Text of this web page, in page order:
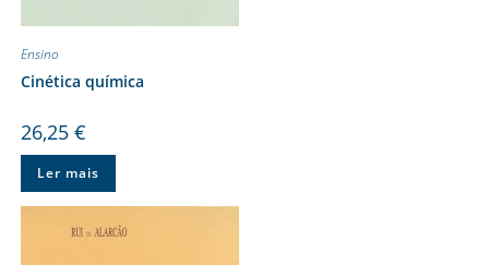
Ensino
Cinética química
26,25 €
Ler mais